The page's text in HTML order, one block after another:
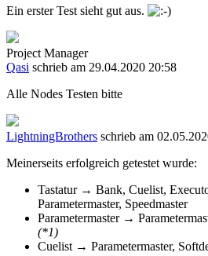
Ein erster Test sieht gut aus.
Project Manager
Qasi schrieb am 29.04.2020 20:58
Alle Nodes Testen bitte
LightningBrothers schrieb am
Meinerseits erfolgreich getestet wurde:
Tastatur → Bank, Cuelist,
Parametermaster, Speedmaster
Parametermaster →
(*1)
Cuelist → Parametermaster,